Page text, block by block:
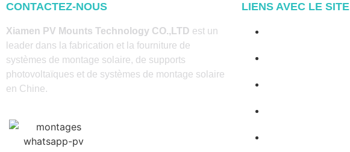
CONTACTEZ-NOUS
Xiamen PV Mounts Technology CO.,LTD est un
leader dans la fabrication et la fourniture de
systèmes de montage solaire, de supports
photovoltaïques et de systèmes de montage solaire
en Chine.
LIENS AVEC LE SITE